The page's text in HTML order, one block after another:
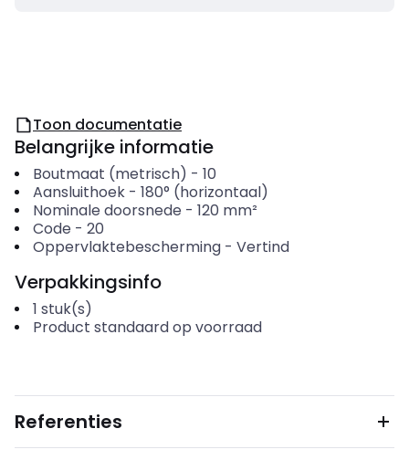
Toon documentatie
Belangrijke informatie
Boutmaat (metrisch) - 10
Aansluithoek- 180° (horizontaal)
Nominale doorsnede - 120 mm²
Code - 20
Oppervlaktebescherming- Vertind
Verpakkingsinfo
1 stuk(s)
Product standaard op voorraad
Referenties